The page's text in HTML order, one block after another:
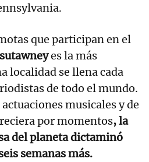
que participan en el
es la más
localidad se llena cada
de todo el mundo.
musicales y de
por momentos, la
del planeta dictaminó
semanas más.